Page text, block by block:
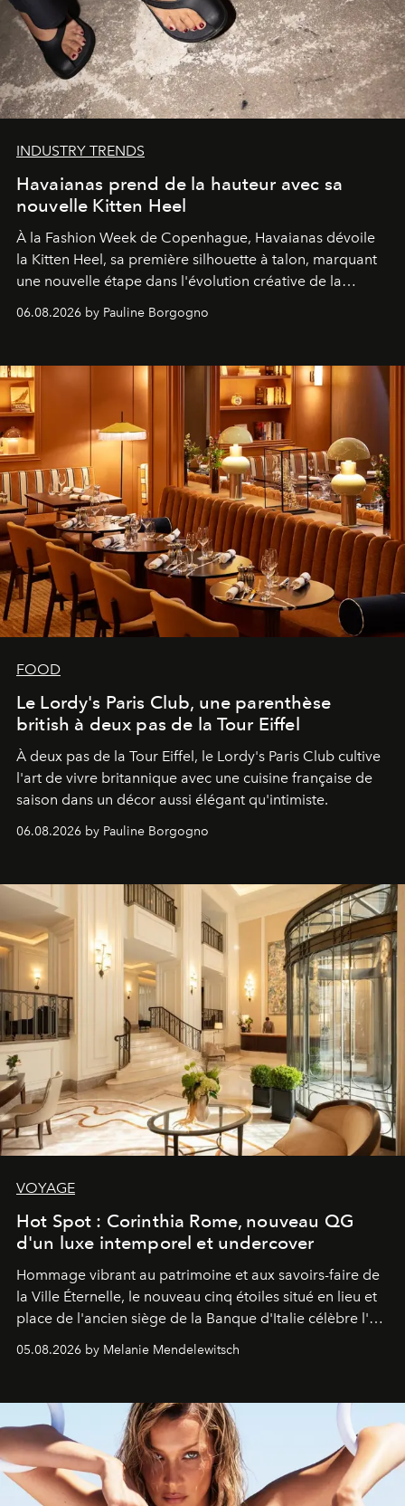
INDUSTRY TRENDS
Havaianas prend de la hauteur avec sa
nouvelle Kitten Heel
À la Fashion Week de Copenhague, Havaianas dévoile
la Kitten Heel, sa première silhouette à talon, marquant
une nouvelle étape dans l'évolution créative de la
06.08.2026 by Pauline Borgogno
FOOD
Le Lordy's Paris Club, une parenthèse
british à deux pas de la Tour Eiffel
À deux pas de la Tour Eiffel, le Lordy's Paris Club cultive
l'art de vivre britannique avec une cuisine française de
saison dans un décor aussi élégant qu'intimiste.
06.08.2026 by Pauline Borgogno
VOYAGE
Hot Spot : Corinthia Rome, nouveau QG
d'un luxe intemporel et undercover
Hommage vibrant au patrimoine et aux savoirs-faire de
la Ville Éternelle, le nouveau cinq étoiles situé en lieu et
place de l'ancien siège de la Banque d'Italie célèbre l'art
de vivre Romain dans toute son élégance intemporelle.
05.08.2026 by Melanie Mendelewitsch